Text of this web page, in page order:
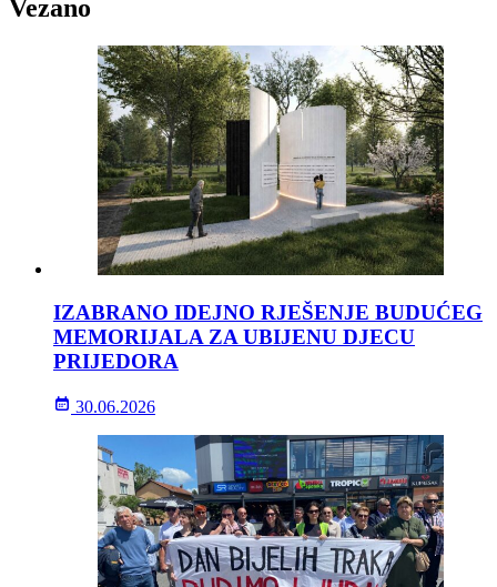
Vezano
IZABRANO IDEJNO RJEŠENJE BUDUĆEG
MEMORIJALA ZA UBIJENU DJECU
PRIJEDORA
30.06.2026